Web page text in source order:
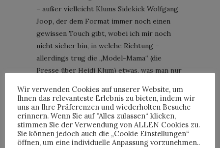
– außer vielleicht Klums Sidekick Wolfgang
Joop, der dem Format immer noch einen
gewissen Touch gibt, wobei ich mir noch
nicht sicher bin, in welche Richtung –
allerdings trug die „Model-Mama“ (die
Presse über Heidi Klum) etwas, was man nur
„Moncler Genius“-Kollektion, genauer
gesagtein Daunen-Ensemble von Pierpaolo
Piccioli. Die Capsule-Kollektion, die der
Valentino-Designer als einer von insgesamt
acht Gastkreativen für Moncler entworfen
Wir verwenden Cookies auf unserer Website, um
Ihnen das relevanteste Erlebnis zu bieten, indem wir
uns an Ihre Präferenzen und wiederholten Besuche
erinnern. Wenn Sie auf "Alles zulassen“ klicken,
stimmen Sie der Verwendung von ALLEN Cookies zu.
Sie können jedoch auch die „Cookie Einstellungen“
öffnen, um eine individuelle Anpassung vorzunehmen..